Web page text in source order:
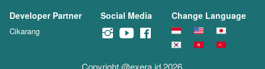
Developer Partner
Cikarang
Social Media Change Language
Copyright @exera.id 2026